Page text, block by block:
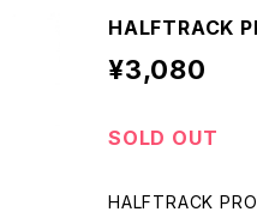
HALFTRACK
¥3,080
SOLD OUT
HALFTRACK